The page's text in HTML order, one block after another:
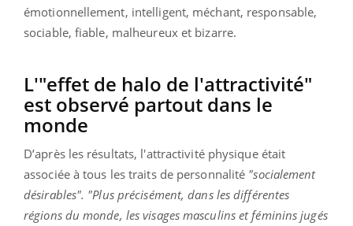
émotionnellement, intelligent, méchant, responsable,
sociable, fiable, malheureux et bizarre.
L'"effet de halo de l'attractivité"
est observé partout dans le
monde
D’après les résultats, l'attractivité physique était
associée à tous les traits de personnalité "socialement
désirables". "Plus précisément, dans les différentes
régions du monde, les visages masculins et féminins jugés